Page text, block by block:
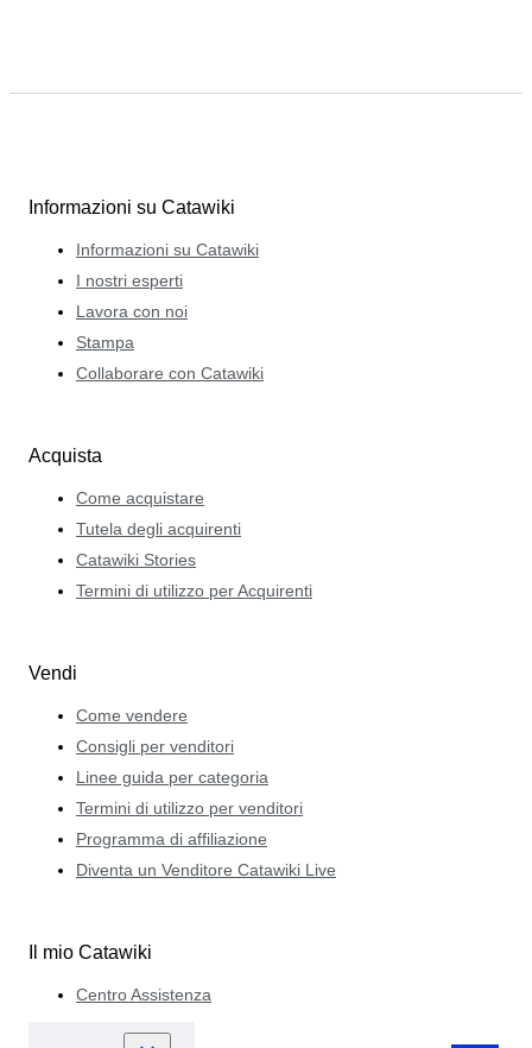
Informazioni su Catawiki
Informazioni su Catawiki
I nostri esperti
Lavora con noi
Stampa
Collaborare con Catawiki
Acquista
Come acquistare
Tutela degli acquirenti
Catawiki Stories
Termini di utilizzo per Acquirenti
Vendi
Come vendere
Consigli per venditori
Linee guida per categoria
Termini di utilizzo per venditori
Programma di affiliazione
Diventa un Venditore Catawiki Live
Il mio Catawiki
Centro Assistenza